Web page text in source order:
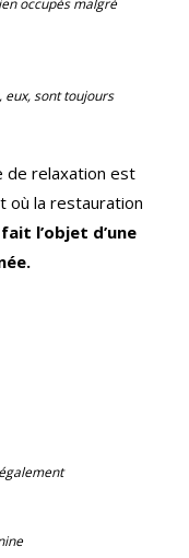
occupés malgré
eux, sont toujours
de relaxation est
où la restauration
l’objet d’une